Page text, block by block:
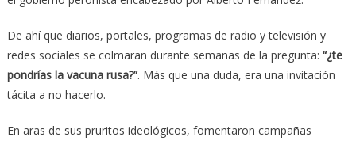
De ahí que diarios, portales, programas de radio y televisión y
redes sociales se colmaran durante semanas de la pregunta: “¿te
pondrías la vacuna rusa?”. Más que una duda, era una invitación
tácita a no hacerlo.
En aras de sus pruritos ideológicos, fomentaron campañas